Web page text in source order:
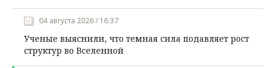
04 августа 2026 / 16:37
Ученые выяснили, что темная сила подавляет рост
структур во Вселенной